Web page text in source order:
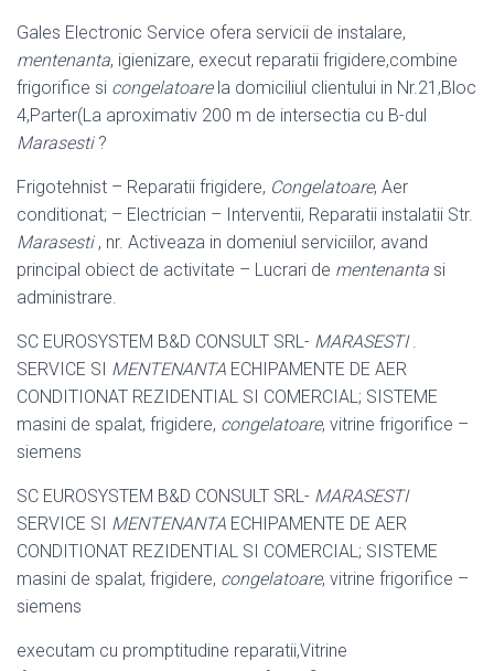
Gales Electronic Service ofera servicii de instalare,
mentenanta, igienizare, execut reparatii frigidere,combine
frigorifice si congelatoarela domiciliul clientului in Nr.21,Bloc
4,Parter(La aproximativ 200 m de intersectia cu B-dul
Marasesti?
Frigotehnist – Reparatii frigidere, Congelatoare, Aer
conditionat; – Electrician – Interventii, Reparatii instalatii Str.
Marasesti, nr. Activeaza in domeniul serviciilor, avand
principal obiect de activitate – Lucrari de mentenanta si
administrare.
SC EUROSYSTEM B&D CONSULT SRL- MARASESTI.
SERVICE SI MENTENANTA ECHIPAMENTE DE AER
CONDITIONAT REZIDENTIAL SI COMERCIAL; SISTEME
masini de spalat, frigidere, congelatoare, vitrine frigorifice –
siemens
SC EUROSYSTEM B&D CONSULT SRL- MARASESTI
SERVICE SI MENTENANTA ECHIPAMENTE DE AER
CONDITIONAT REZIDENTIAL SI COMERCIAL; SISTEME
masini de spalat, frigidere, congelatoare, vitrine frigorifice –
siemens
executam cu promptitudine reparatii,Vitrine